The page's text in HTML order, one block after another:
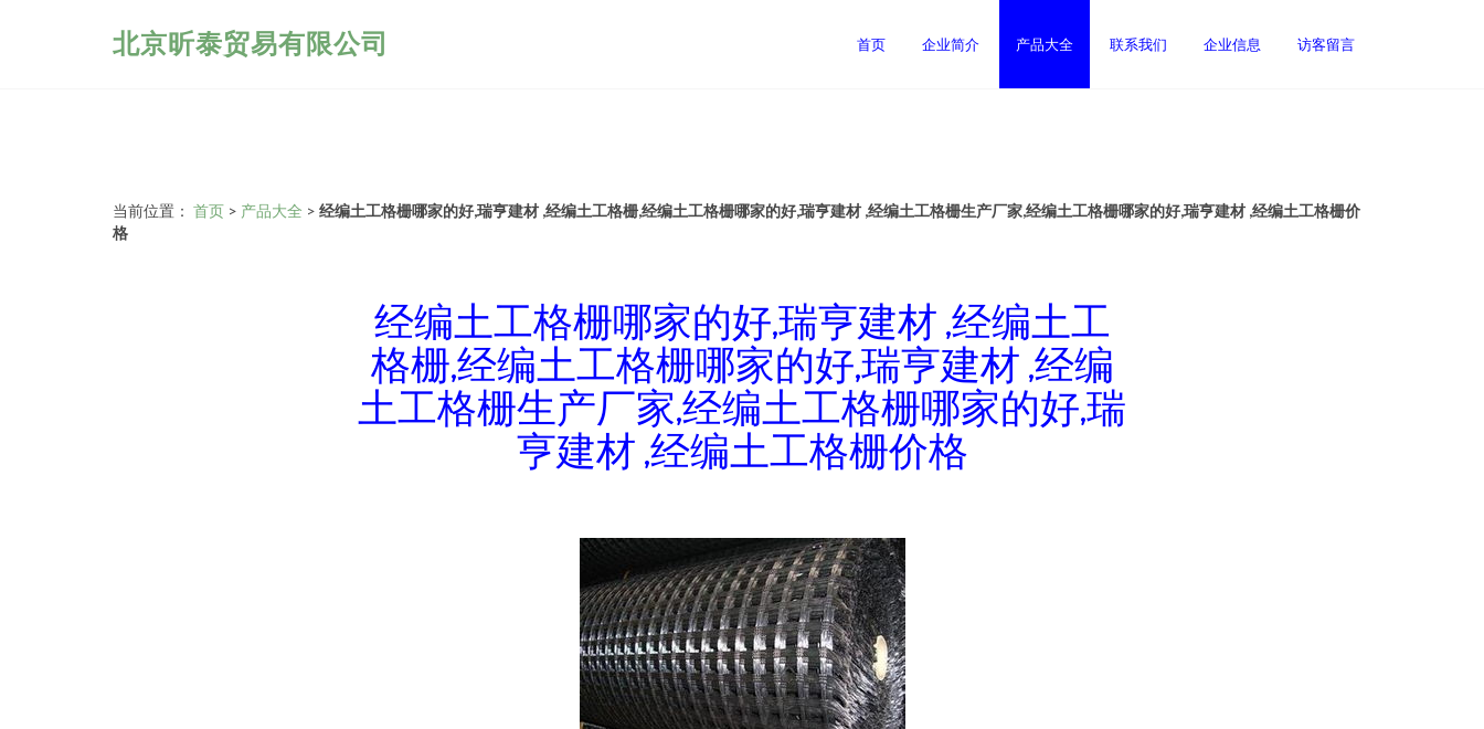
北京昕泰贸易有限公司 首页 企业简介 产品大全 联系我们 企业信息 访客留言
当前位置： 首页 > 产品大全 > 经编土工格栅哪家的好,瑞亨建材 ,经编土工格栅,经编土工格栅哪家的好,瑞亨建材 ,经编土工格栅生产厂家,经编土工格栅哪家的好,瑞亨建材 ,经编土工格栅价
格
经编土工格栅哪家的好,瑞亨建材 ,经编土工
格栅,经编土工格栅哪家的好,瑞亨建材 ,经编
土工格栅生产厂家,经编土工格栅哪家的好,瑞
亨建材 ,经编土工格栅价格